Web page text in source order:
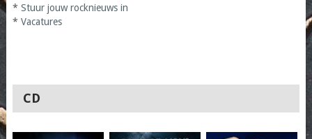
* Stuur jouw rocknieuws in
* Vacatures
CD